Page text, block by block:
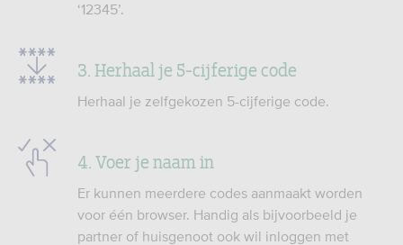
‘12345’.
3. Herhaal je 5-cijferige code
Herhaal je zelfgekozen 5-cijferige code.
4. Voer je naam in
Er kunnen meerdere codes aanmaakt worden
voor één browser. Handig als bijvoorbeeld je
partner of huisgenoot ook wil inloggen met